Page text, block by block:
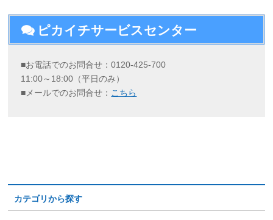
ピカイチサービスセンター
■お電話でのお問合せ：0120-425-700
11:00～18:00（平日のみ）
■メールでのお問合せ： こちら
カテゴリから探す